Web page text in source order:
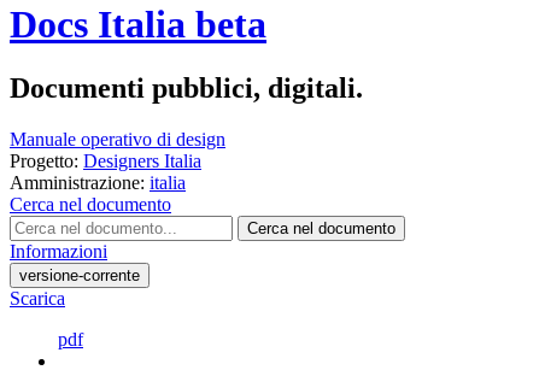
Docs Italia beta
Documenti pubblici, digitali.
Manuale operativo di design
Progetto: Designers Italia
Amministrazione: italia
Cerca nel documento
Cerca nel documento
Informazioni
versione-corrente
Scarica
pdf